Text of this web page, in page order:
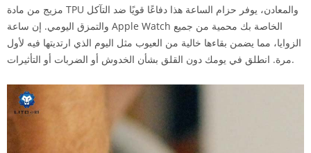
مزيج من مادة TPU والمعادن، يوفر حزام الساعة هذا دفاعًا قويًا ضد التآكل
والتمزق اليومي. إن ساعة Apple Watch الخاصة بك محمية من جميع
الزوايا، مما يضمن بقاءها خالية من العيوب مثل اليوم الذي ارتديتها فيه لأول
مرة. انطلق في يومك دون القلق بشأن الخدوش أو الضربات أو التأثيرات.